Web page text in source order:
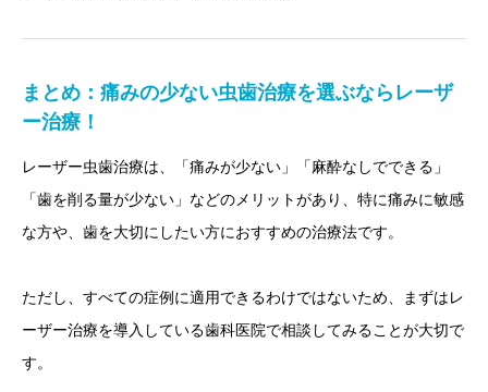
まとめ：痛みの少ない虫歯治療を選ぶならレーザ
ー治療！
レーザー虫歯治療は、「痛みが少ない」「麻酔なしでできる」
「歯を削る量が少ない」などのメリットがあり、特に痛みに敏感
な方や、歯を大切にしたい方におすすめの治療法です。
ただし、すべての症例に適用できるわけではないため、まずはレ
ーザー治療を導入している歯科医院で相談してみることが大切で
す。